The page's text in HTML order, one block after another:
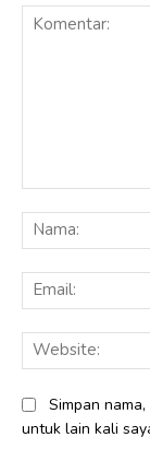
Simpan
untuk lain kali